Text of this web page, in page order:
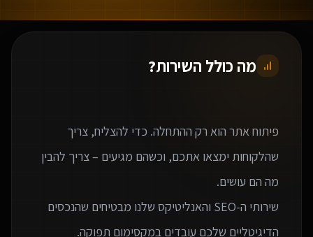
מה כולל השירות?
פיתוח אתר הוא רק ההתחלה. כדי להצליח, צריך
שהלקוחות ימצאו אתכם, וכשהם מגיעים – צריך להבין
שירותי ה-SEO והאנליטיקס שלנו מבטיחים שהנכסים